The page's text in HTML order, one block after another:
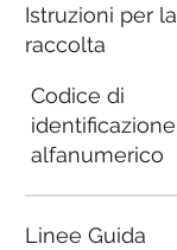
Istruzioni per la
raccolta
Codice di
identificazione
alfanumerico
Linee Guida